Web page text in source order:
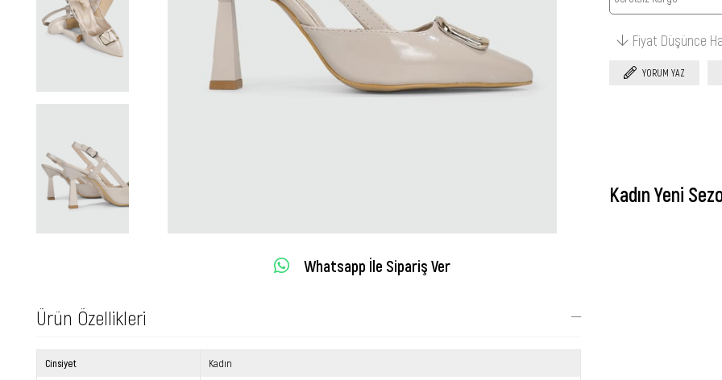
Whatsapp İle Sipariş Ver
Ürün Özellikleri
Cinsiyet Kadın
Fiyat Düşünce
YORUM YAZ
Kadın Yeni